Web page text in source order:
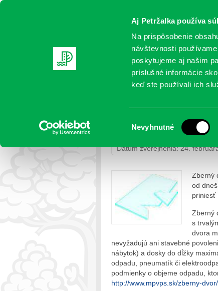
Aj Petržalka používa
Na prispôsobenie
návštevnosti
poskytujeme aj našim
príslušné informácie
keď ste používali ich
súhlasu
Nevyhnutné
AKTUALITY SAMOSPRÁVA
Novinka v zbernom
Petržalka>Život v samospráve
Dátum zverejnenia: 24.
Zberný
od
priniesť
Zberný
s
dvora
nevyžadujú ani stavebné
nábytok) a dosky do dĺžky
odpadu, pneumatík či
podmienky o objeme odpadu,
http://www.mpvps.sk/zberny-dvor/